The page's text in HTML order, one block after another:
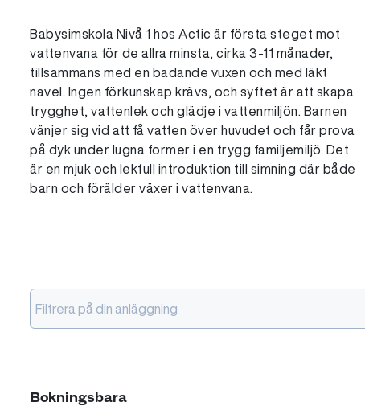
Babysimskola Nivå 1 hos Actic är första steget mot
vattenvana för de allra minsta, cirka 3-11 månader,
tillsammans med en badande vuxen och med läkt
navel. Ingen förkunskap krävs, och syftet är att skapa
trygghet, vattenlek och glädje i vattenmiljön. Barnen
vänjer sig vid att få vatten över huvudet och får prova
på dyk under lugna former i en trygg familjemiljö. Det
är en mjuk och lekfull introduktion till simning där både
barn och förälder växer i vattenvana.
Filtrera på din anläggning
Bokningsbara